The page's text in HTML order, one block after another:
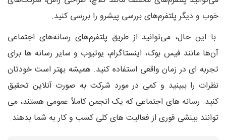
خوب و دیگر پلتفرم‌های بررسی پیشرو را بررسی کنید.
با این حال، می‌توانید از طریق پلتفرم‌های رسانه‌های اجتماعی
آن‌ها مانند فیس ‌بوک، اینستاگرام، یوتیوب و سایر رسانه‌ ها برای
تجربه‌ ای در زمان واقعی استفاده کنید. همیشه بهتر است خودتان
نظرات را ببینید و کمی در مورد شرکت به صورت آنلاین تحقیق
کنید. رسانه های اجتماعی که یک انجمن کاملاً عمومی هستند، می
توانند بینشی فوری از فعالیت های کلی کسب و کار به شما بدهند.